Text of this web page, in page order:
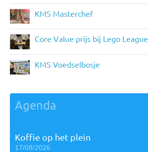
KMS Masterchef
Core Value prijs bij Lego League
KMS Voedselbosje
Agenda
Koffie op het plein
17/08/2026